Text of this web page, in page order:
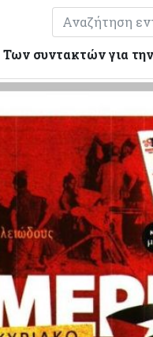
Των συντακτών για